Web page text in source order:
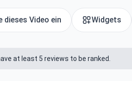
dieses Video ein Widgets
at least 5 reviews to be ranked.